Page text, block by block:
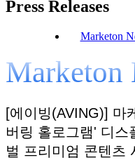
Press Releases
Marketon
Marketon
[에이빙(AVING)] 마
버링 홀로그램' 디스
벌 프리미엄 콘텐츠